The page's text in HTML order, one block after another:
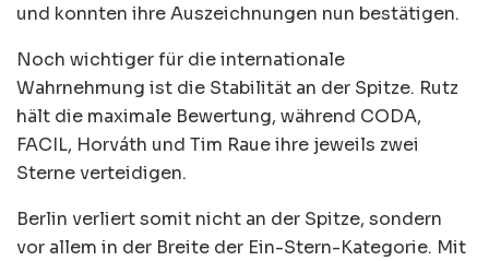
und konnten ihre Auszeichnungen nun bestätigen.
Noch wichtiger für die internationale
Wahrnehmung ist die Stabilität an der Spitze. Rutz
hält die maximale Bewertung, während CODA,
FACIL, Horváth und Tim Raue ihre jeweils zwei
Sterne verteidigen.
Berlin verliert somit nicht an der Spitze, sondern
vor allem in der Breite der Ein-Stern-Kategorie. Mit